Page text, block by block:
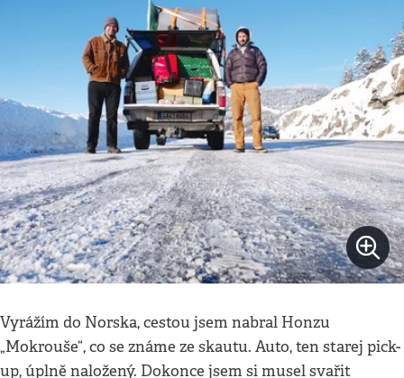
Vyrážím do Norska, cestou jsem nabral Honzu
„Mokrouše“, co se známe ze skautu. Auto, ten starej pick-
up, úplně naložený. Dokonce jsem si musel svařit